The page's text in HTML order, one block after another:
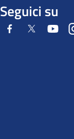
Seguici su
FacebookTwitter